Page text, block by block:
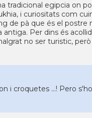
tradicional egipcia on
i curiositats com
de pà que és el
Per dins és
no ser turistic,
i croquetes ...! Pero